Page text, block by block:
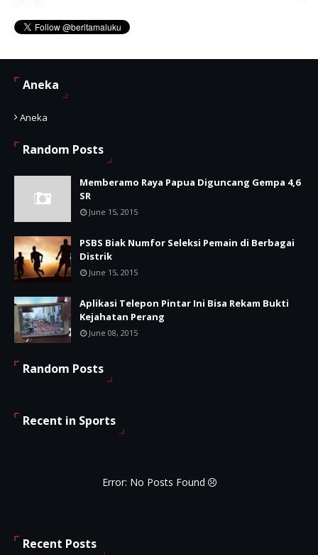
Aneka
Aneka
Random Posts
Memberamo Raya Papua Diguncang Gempa 4,6
SR
June 15, 2015
PSBS Biak Numfor Seleksi Pemain di Berbagai
Distrik
June 15, 2015
Aplikasi Telepon Pintar Ini Bisa Rekam Bukti
Kejahatan Perang
June 08, 2015
Random Posts
Recent in Sports
Error: No Posts Found
Recent Posts